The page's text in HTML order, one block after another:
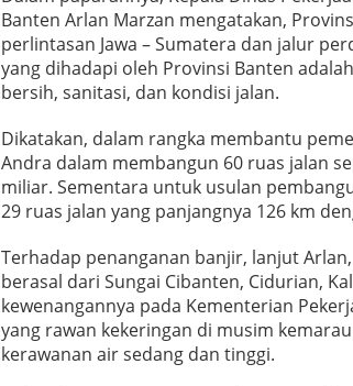
Banten Arlan Marzan mengatakan,
perlintasan Jawa – Sumatera dan jalur
yang dihadapi oleh Provinsi Banten
bersih, sanitasi, dan kondisi jalan.
Dikatakan, dalam rangka membantu
Andra dalam membangun 60 ruas jalan
miliar. Sementara untuk usulan
29 ruas jalan yang panjangnya 126 km
Terhadap penanganan banjir, lanjut
berasal dari Sungai Cibanten, Cidurian,
kewenangannya pada Kementerian
yang rawan kekeringan di musim
kerawanan air sedang dan tinggi.